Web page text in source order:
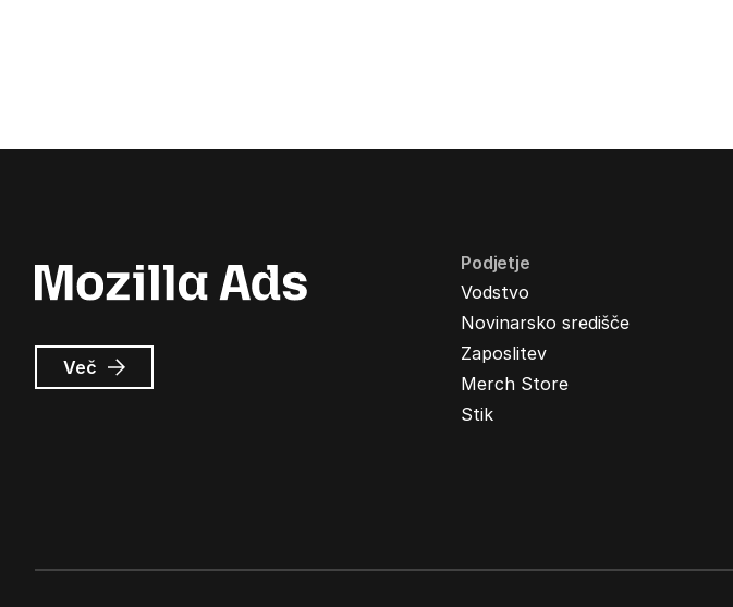
Več o
Oglasi
Podjetje
Vodstvo
Novinarsko središče
Zaposlitev
Merch Store
Stik